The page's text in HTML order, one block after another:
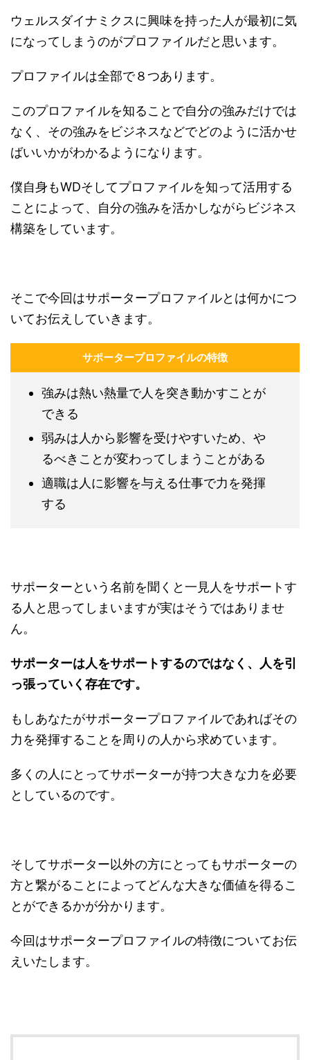
ウェルスダイナミクスに興味を持った人が最初に気
になってしまうのがプロファイルだと思います。
プロファイルは全部で８つあります。
このプロファイルを知ることで自分の強みだけでは
なく、その強みをビジネスなどでどのように活かせ
ばいいかがわかるようになります。
僕自身もWDそしてプロファイルを知って活用する
ことによって、自分の強みを活かしながらビジネス
構築をしています。
そこで今回はサポータープロファイルとは何かにつ
いてお伝えしていきます。
サポータープロファイルの特徴
強みは熱い熱量で人を突き動かすことが
できる
弱みは人から影響を受けやすいため、や
るべきことが変わってしまうことがある
適職は人に影響を与える仕事で力を発揮
する
サポーターという名前を聞くと一見人をサポートす
る人と思ってしまいますが実はそうではありませ
ん。
サポーターは人をサポートするのではなく、人を引
っ張っていく存在です。
もしあなたがサポータープロファイルであればその
力を発揮することを周りの人から求めています。
多くの人にとってサポーターが持つ大きな力を必要
としているのです。
そしてサポーター以外の方にとってもサポーターの
方と繋がることによってどんな大きな価値を得るこ
とができるかが分かります。
今回はサポータープロファイルの特徴についてお伝
えいたします。